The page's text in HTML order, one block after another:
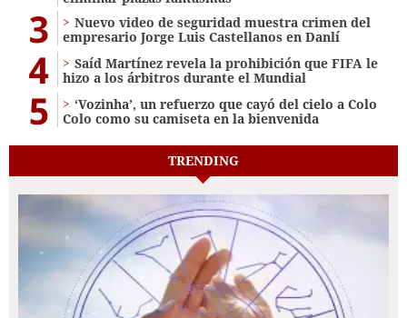
3
Nuevo video de seguridad muestra crimen del
empresario Jorge Luis Castellanos en Danlí
4
Saíd Martínez revela la prohibición que FIFA le
hizo a los árbitros durante el Mundial
5
‘Vozinha’, un refuerzo que cayó del cielo a Colo
Colo como su camiseta en la bienvenida
TRENDING